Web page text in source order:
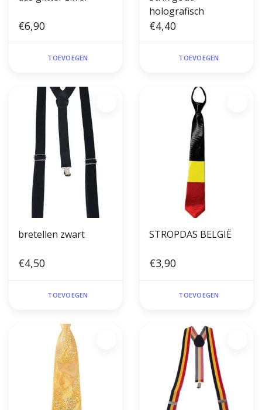
€6,90
TOEVOEGEN
holografisch
€4,40
TOEVOEGEN
bretellen zwart
€4,50
TOEVOEGEN
STROPDAS BELGIË
€3,90
TOEVOEGEN